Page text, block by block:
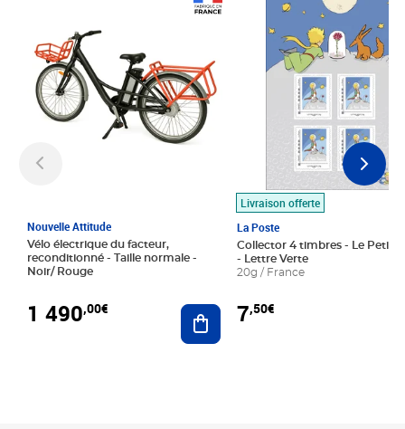
Nouvelle Attitude
Vélo électrique du facteur,
reconditionné - Taille normale -
Noir/ Rouge
1 490,00€ Ajouter au panier
Livraison offerte
La Poste
Collector 4 timbres - Le Petit
- Lettre Verte
20g / France
7,50€